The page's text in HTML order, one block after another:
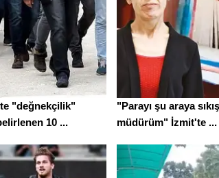
"değnekçilik"
10 ...
"Parayı şu araya
müdürüm" İzmit'te ...